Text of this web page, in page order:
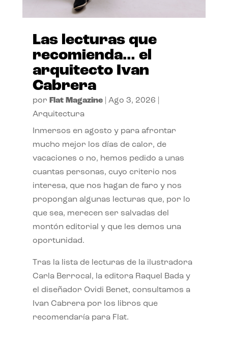
Las lecturas que
recomienda… el
arquitecto Ivan
Cabrera
por Flat Magazine| Ago 3, 2026
Arquitectura
Inmersos en agosto y para afrontar
mucho mejor los días de calor, de
vacaciones o no, hemos pedido a unas
cuantas personas, cuyo criterio nos
interesa, que nos hagan de faro y nos
propongan algunas lecturas que, por lo
que sea, merecen ser salvadas del
montón editorial y que les demos una
oportunidad.
Tras la lista de lecturas de la ilustradora
Carla Berrocal, la editora Raquel Bada y
el diseñador Ovidi Benet, consultamos a
Ivan Cabrera por los libros que
recomendaría para Flat.